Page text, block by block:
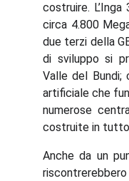
costruire.
circa 4.800
due terzi della
di sviluppo si
Valle del Bundi;
artificiale che
numerose
costruite in
Anche da un